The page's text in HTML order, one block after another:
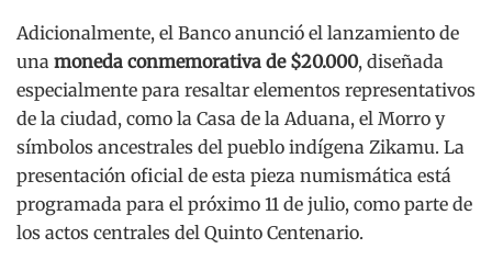
Adicionalmente, el Banco anunció el lanzamiento de
una moneda conmemorativa de $20.000, diseñada
especialmente para resaltar elementos representativos
de la ciudad, como la Casa de la Aduana, el Morro y
símbolos ancestrales del pueblo indígena Zikamu. La
presentación oficial de esta pieza numismática está
programada para el próximo 11 de julio, como parte de
los actos centrales del Quinto Centenario.